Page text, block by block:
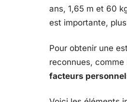
ans, 1,65 m et 60
est importante,
Pour obtenir une
reconnues,
facteurs